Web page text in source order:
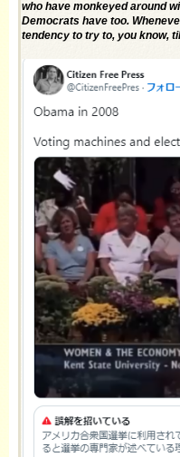
who have monkeyed around
Democrats have too.
tendency to try to, you know,